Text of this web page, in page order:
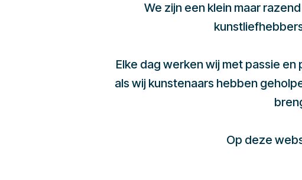
We zijn een klein maar
Elke dag werken wij met passie
als wij kunstenaars hebben
Op deze